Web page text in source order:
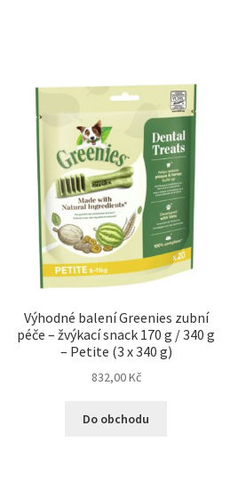
Výhodné balení Greenies zubní
péče – žvýkací snack 170 g / 340 g
– Petite (3 x 340 g)
832,00Kč
Do obchodu